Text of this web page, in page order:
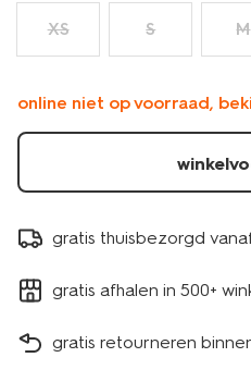
XS S M
online niet op voorraad,
gratis thuisbezorgd
gratis afhalen in 500+
gratis retourneren